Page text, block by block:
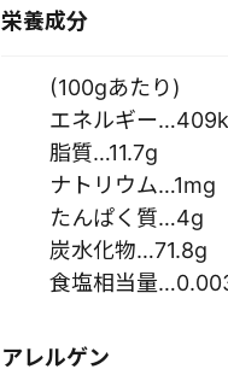
栄養成分
(100gあたり)
エネルギー
脂質…11.7g
ナトリウム…1mg
たんぱく質…4g
炭水化物…71.8g
食塩相当量
アレルゲン